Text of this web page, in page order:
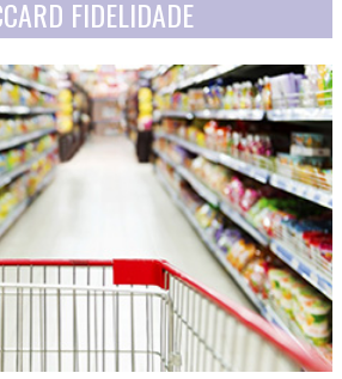
FIDELIDADE